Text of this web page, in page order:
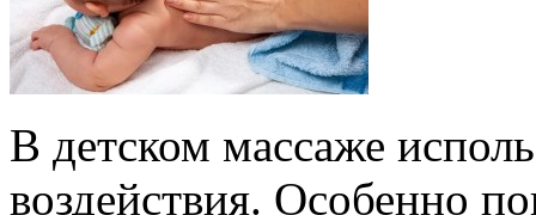
В детском массаже
воздействия. Особенно